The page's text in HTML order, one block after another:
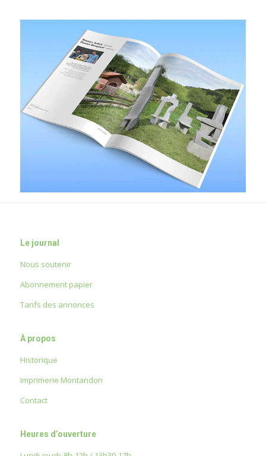
Le journal
Nous soutenir
Abonnement papier
Tarifs des annonces
À propos
Historique
Imprimerie Montandon
Contact
Heures d’ouverture